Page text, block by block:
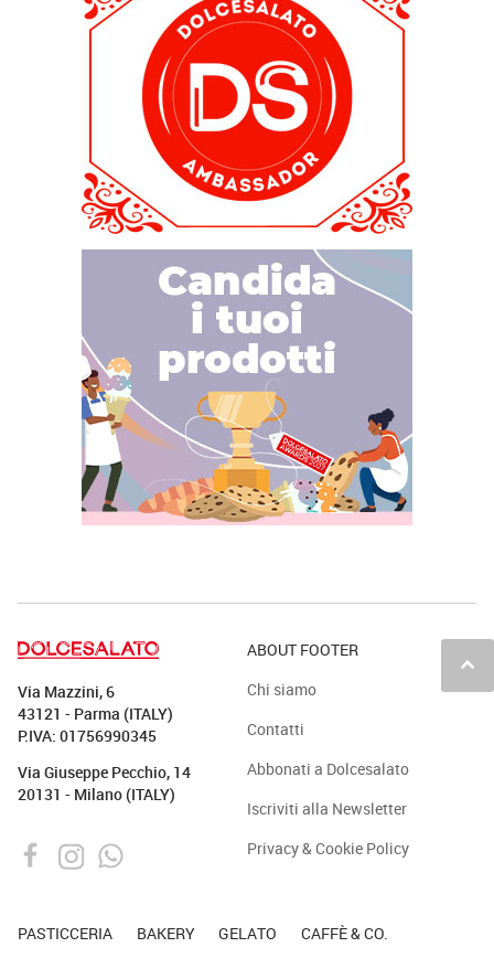
keyboard_arrow_up
Via Mazzini, 6
43121 - Parma (ITALY)
P.IVA: 01756990345
Via Giuseppe Pecchio, 14
20131 - Milano (ITALY)
ABOUT FOOTER
Chi siamo
Contatti
Abbonati a Dolcesalato
Iscriviti alla Newsletter
Privacy & Cookie Policy
PASTICCERIA BAKERY GELATO CAFFÈ & CO.